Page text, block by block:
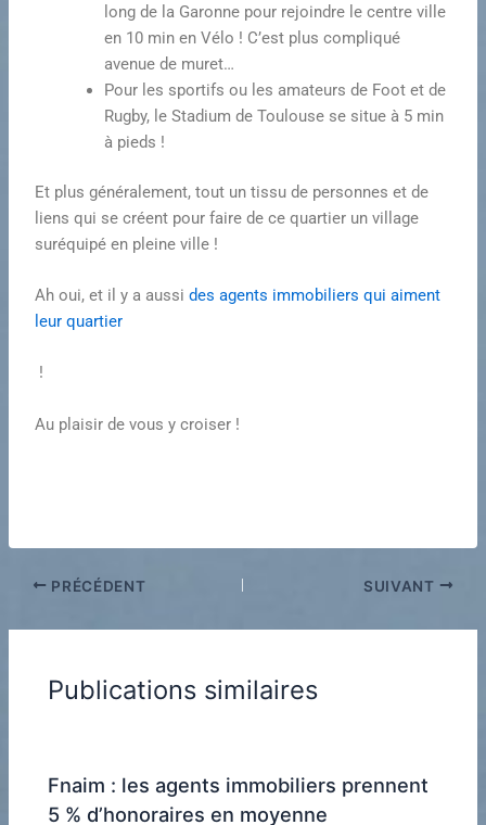
long de la Garonne pour rejoindre le centre ville
en 10 min en Vélo ! C’est plus compliqué
avenue de muret…
Pour les sportifs ou les amateurs de Foot et de
Rugby, le Stadium de Toulouse se situe à 5 min
à pieds !
Et plus généralement, tout un tissu de personnes et de
liens qui se créent pour faire de ce quartier un village
suréquipé en pleine ville !
Ah oui, et il y a aussides agents immobiliers qui aiment
leur quartier
!
Au plaisir de vous y croiser !
PRÉCÉDENT SUIVANT
Publications similaires
Fnaim : les agents immobiliers prennent
5 % d’honoraires en moyenne